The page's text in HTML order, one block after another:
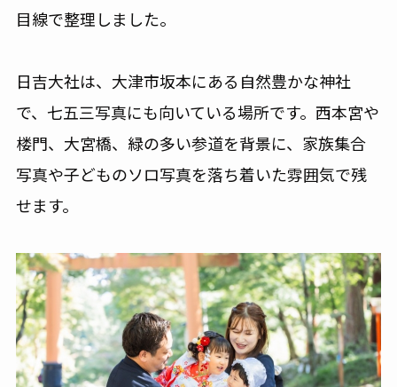
目線で整理しました。
日吉大社は、大津市坂本にある自然豊かな神社
で、七五三写真にも向いている場所です。西本宮や
楼門、大宮橋、緑の多い参道を背景に、家族集合
写真や子どものソロ写真を落ち着いた雰囲気で残
せます。